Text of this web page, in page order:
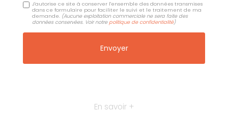
J'autorise ce site à conserver l'ensemble des données transmises
dans ce formulaire pour faciliter le suivi et le traitement de ma
demande. (Aucune exploitation commerciale ne sera faite des
données conservées. Voir notre politique de confidentialité)
En savoir +